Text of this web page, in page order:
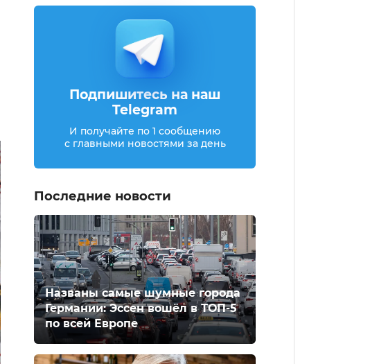
Подпишитесь на наш
Telegram
И получайте по 1 сообщению
с главными новостями за день
Последние новости
Названы самые шумные города
Германии: Эссен вошёл в ТОП-5
по всей Европе